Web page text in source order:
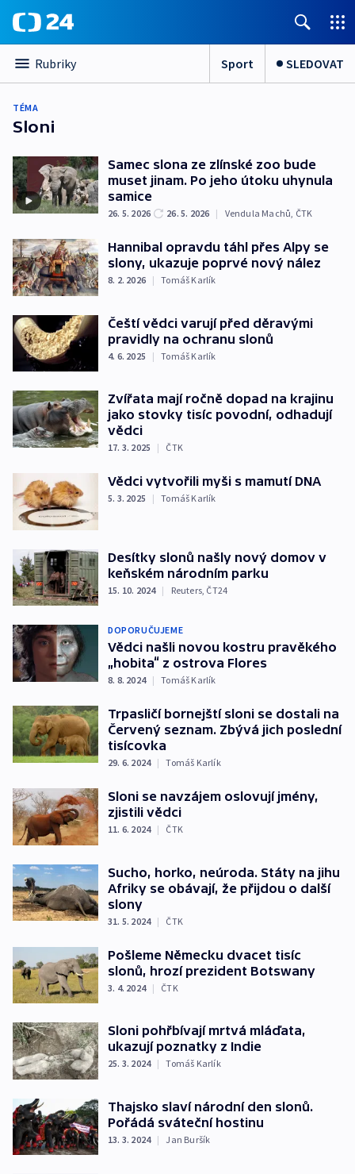
Rubriky Sport SLEDOVAT
TÉMA
Sloni
Samec slona ze zlínské zoo bude
muset jinam. Po jeho útoku uhynula
samice
26. 5. 2026 26. 5. 2026 | Vendula Machů, ČTK
Hannibal opravdu táhl přes Alpy se
slony, ukazuje poprvé nový nález
8. 2. 2026 | Tomáš Karlík
Čeští vědci varují před děravými
pravidly na ochranu slonů
4. 6. 2025 | Tomáš Karlík
Zvířata mají ročně dopad na krajinu
jako stovky tisíc povodní, odhadují
vědci
17. 3. 2025 | ČTK
Vědci vytvořili myši s mamutí DNA
5. 3. 2025 | Tomáš Karlík
Desítky slonů našly nový domov v
keňském národním parku
15. 10. 2024 | Reuters ČT24
DOPORUČUJEME
Vědci našli novou kostru pravěkého
„hobita“ z ostrova Flores
8. 8. 2024 | Tomáš Karlík
Trpasličí bornejští sloni se dostali na
Červený seznam. Zbývá jich poslední
tisícovka
29. 6. 2024 | Tomáš Karlík
Sloni se navzájem oslovují jmény,
zjistili vědci
11. 6. 2024 | ČTK
Sucho, horko, neúroda. Státy na jihu
Afriky se obávají, že přijdou o další
slony
31. 5. 2024 | ČTK
Pošleme Německu dvacet tisíc
slonů, hrozí prezident Botswany
3. 4. 2024 | ČTK
Sloni pohřbívají mrtvá mláďata,
ukazují poznatky z Indie
25. 3. 2024 | Tomáš Karlík
Thajsko slaví národní den slonů.
Pořádá sváteční hostinu
13. 3. 2024 | Jan Buršík